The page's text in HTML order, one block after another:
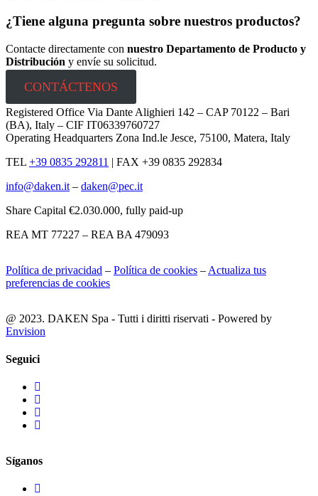
¿Tiene alguna pregunta sobre nuestros productos?
Contacte directamente con nuestro Departamento de Producto y
Distribución y envíe su solicitud.
CONTÁCTENOS
Registered Office Via Dante Alighieri 142 – CAP 70122 – Bari
(BA), Italy – CIF IT06339760727
Operating Headquarters Zona Ind.le Jesce, 75100, Matera, Italy
TEL +39 0835 292811 | FAX +39 0835 292834
info@daken.it – daken@pec.it
Share Capital €2.030.000, fully paid-up
REA MT 77227 – REA BA 479093
Política de privacidad – Política de cookies – Actualiza tus
preferencias de cookies
@ 2023. DAKEN Spa - Tutti i diritti riservati - Powered by
Envision
Seguici
Síganos